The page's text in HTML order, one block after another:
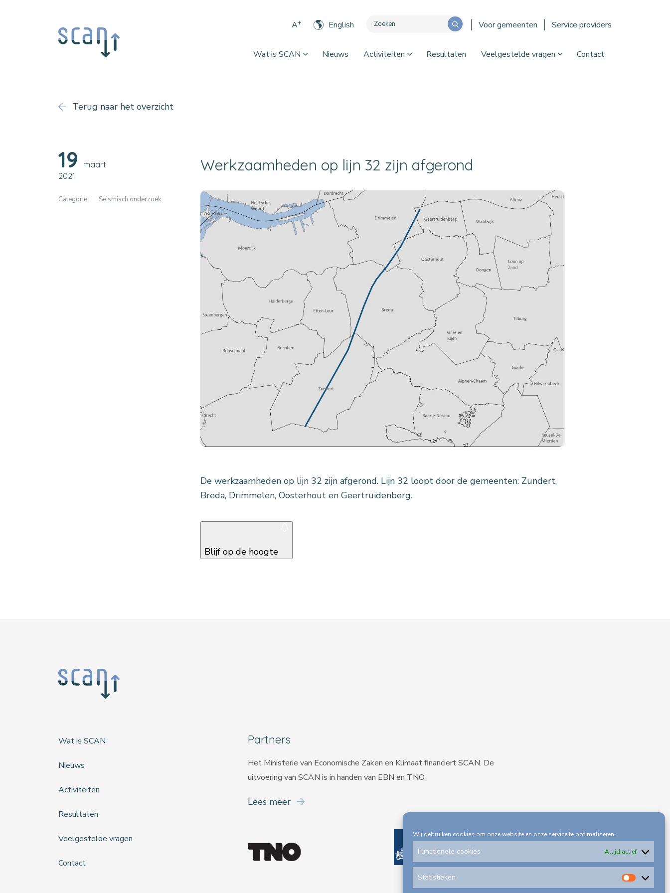
Wij gebruiken cookies om onze website en onze service te optimaliseren.
Functionele cookies Altijd actief
Statistieken
A+ English Voor gemeenten Service providers
Wat is SCAN Nieuws Activiteiten Resultaten Veelgestelde vragen Contact
Terug naar het overzicht
19
maart
2021
Categorie: Seismisch onderzoek
Werkzaamheden op lijn 32 zijn afgerond
De werkzaamheden op lijn 32 zijn afgerond. Lijn 32 loopt door de gemeenten: Zundert,
Breda, Drimmelen, Oosterhout en Geertruidenberg.
Blijf op de hoogte
Wat is SCAN
Nieuws
Activiteiten
Resultaten
Veelgestelde vragen
Contact
Partners
Het Ministerie van Economische Zaken en Klimaat financiert SCAN. De
uitvoering van SCAN is in handen van EBN en TNO.
Lees meer